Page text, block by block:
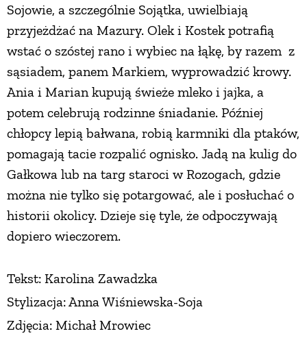
Sojowie, a szczególnie Sojątka, uwielbiają
przyjeżdżać na Mazury. Olek i Kostek potrafią
wstać o szóstej rano i wybiec na łąkę, by razem z
sąsiadem, panem Markiem, wyprowadzić krowy.
Ania i Marian kupują świeże mleko i jajka, a
potem celebrują rodzinne śniadanie. Później
chłopcy lepią bałwana, robią karmniki dla ptaków,
pomagają tacie rozpalić ognisko. Jadą na kulig do
Gałkowa lub na targ staroci w Rozogach, gdzie
można nie tylko się potargować, ale i posłuchać o
historii okolicy. Dzieje się tyle, że odpoczywają
dopiero wieczorem.
Tekst: Karolina Zawadzka
Stylizacja: Anna Wiśniewska-Soja
Zdjęcia: Michał Mrowiec
DODATKI
PRZETWORY
INNE